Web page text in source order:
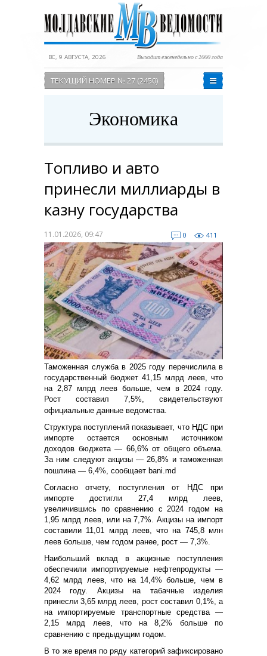
ВС, 9 АВГУСТА, 2026 Выходит еженедельно с 2000 года
ТЕКУЩИЙ НОМЕР № 27 (2450)
Экономика
Топливо и авто
принесли миллиарды в
казну государства
11.01.2026, 09:47 0 411
Таможенная служба в 2025 году перечислила в
государственный бюджет 41,15 млрд леев, что
на 2,87 млрд леев больше, чем в 2024 году.
Рост составил 7,5%, свидетельствуют
официальные данные ведомства.
Структура поступлений показывает, что НДС при
импорте остается основным источником
доходов бюджета — 66,6% от общего объема.
За ним следуют акцизы — 26,8% и таможенная
пошлина — 6,4%, сообщает bani.md
Согласно отчету, поступления от НДС при
импорте достигли 27,4 млрд леев,
увеличившись по сравнению с 2024 годом на
1,95 млрд леев, или на 7,7%. Акцизы на импорт
составили 11,01 млрд леев, что на 745,8 млн
леев больше, чем годом ранее, рост — 7,3%.
Наибольший вклад в акцизные поступления
обеспечили импортируемые нефтепродукты —
4,62 млрд леев, что на 14,4% больше, чем в
2024 году. Акцизы на табачные изделия
принесли 3,65 млрд леев, рост составил 0,1%, а
на импортируемые транспортные средства —
2,15 млрд леев, что на 8,2% больше по
сравнению с предыдущим годом.
В то же время по ряду категорий зафиксировано